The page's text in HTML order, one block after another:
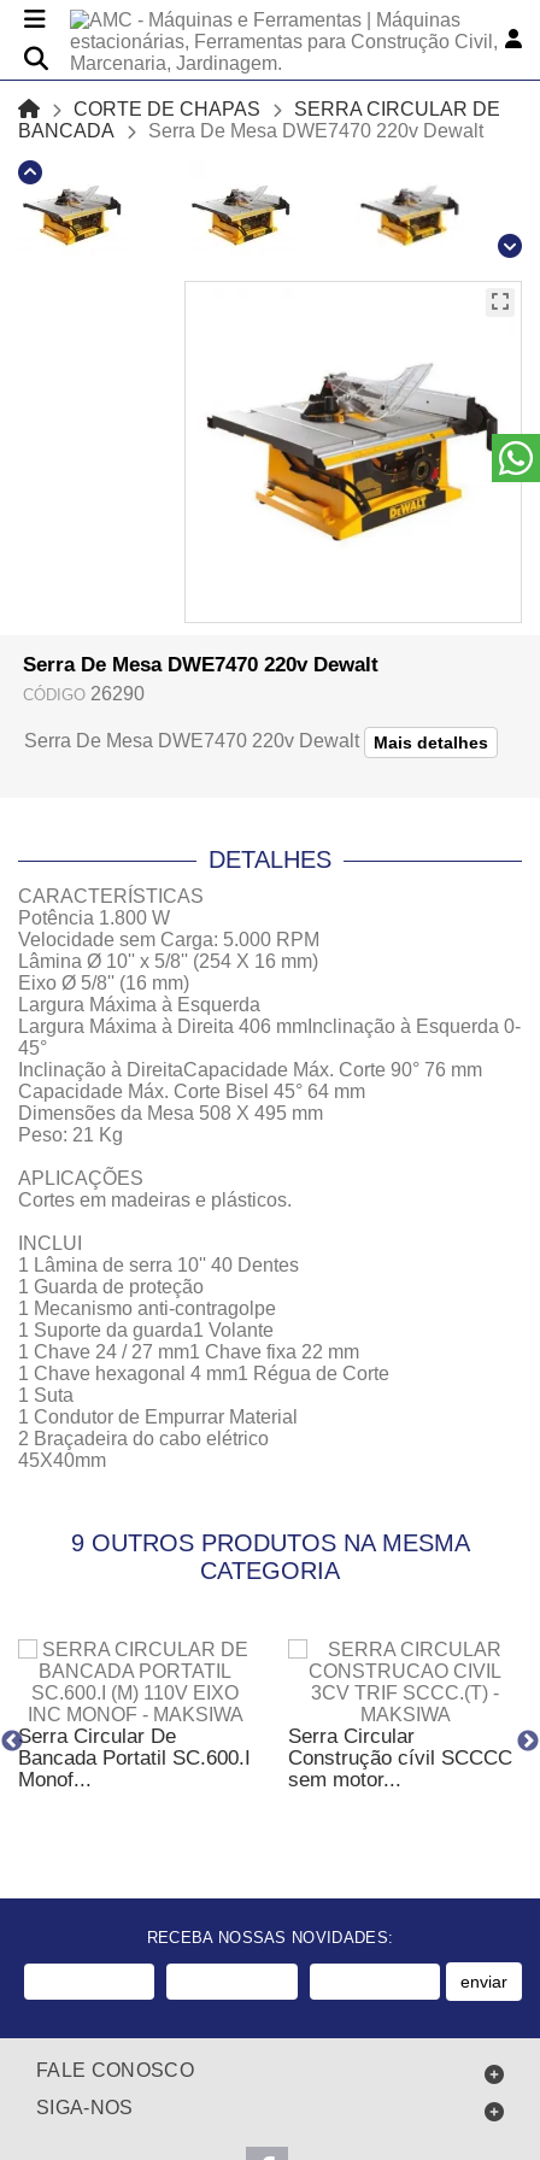
CORTE DE CHAPAS
SERRA CIRCULAR DE
BANCADA
Serra De Mesa DWE7470 220v Dewalt
Serra De Mesa DWE7470 220v Dewalt
CÓDIGO 26290
Serra De Mesa DWE7470 220v Dewalt Mais detalhes
DETALHES
CARACTERÍSTICAS
Potência 1.800 W
Velocidade sem Carga: 5.000 RPM
Lâmina Ø 10'' x 5/8'' (254 X 16 mm)
Eixo Ø 5/8'' (16 mm)
Largura Máxima à Esquerda
Largura Máxima à Direita 406 mmInclinação à Esquerda 0-
45°
Inclinação à DireitaCapacidade Máx. Corte 90° 76 mm
Capacidade Máx. Corte Bisel 45° 64 mm
Dimensões da Mesa 508 X 495 mm
Peso: 21 Kg
APLICAÇÕES
Cortes em madeiras e plásticos.
INCLUI
1 Lâmina de serra 10'' 40 Dentes
1 Guarda de proteção
1 Mecanismo anti-contragolpe
1 Suporte da guarda1 Volante
1 Chave 24 / 27 mm1 Chave fixa 22 mm
1 Chave hexagonal 4 mm1 Régua de Corte
1 Suta
1 Condutor de Empurrar Material
2 Braçadeira do cabo elétrico
45X40mm
9 OUTROS PRODUTOS NA MESMA
CATEGORIA
Serra Circular De
Bancada Portatil SC.600.I
Monof...
Serra Circular
Construção cívil SCCCC
sem motor...
RECEBA NOSSAS NOVIDADES:
enviar
FALE CONOSCO
SIGA-NOS